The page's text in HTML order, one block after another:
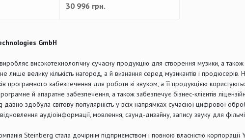
30 996 грн.
GmbH
високотехнологічну сучасну продукцію для створення музики, а
лише велику кількість нагород, а й визнання серед музикантів і продюсерів.
програмного забезпечення для роботи зі звуком, а її продукцією
й апаратне забезпечення, а також забезпечує бізнес-клієнтів
здобула світову популярність у всіх напрямках сучасної цифрової
аудіоінформації, мовлення, саунд-дизайну, запису звуку для
Steinberg стала дочірнім підприємством і повною власністю корпорації